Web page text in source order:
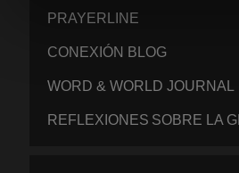
PRAYERLINE
CONEXIÓN BLOG
WORD & WORLD JOURNAL
REFLEXIONES SOBRE LA